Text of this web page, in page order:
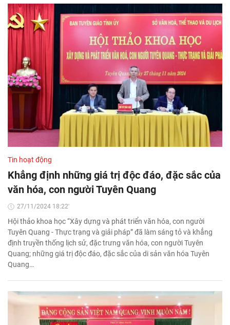
Tin hoạt động
Khẳng định những giá trị độc đáo, đặc sắc của
văn hóa, con người Tuyên Quang
27/11/2024 18:22'
Hội thảo khoa học “Xây dựng và phát triển văn hóa, con người
Tuyên Quang - Thực trạng và giải pháp” đã làm sáng tỏ và khẳng
định truyền thống lịch sử, đặc trưng văn hóa, con người Tuyên
Quang; những giá trị độc đáo, đặc sắc của di sản văn hóa Tuyên
Quang…